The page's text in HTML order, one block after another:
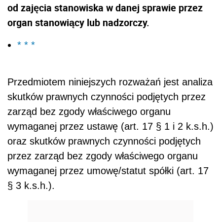
od zajęcia stanowiska w danej sprawie przez
organ stanowiący lub nadzorczy.
* * *
Przedmiotem niniejszych rozważań jest analiza
skutków prawnych czynności podjętych przez
zarząd bez zgody właściwego organu
wymaganej przez ustawę (art. 17 § 1 i 2 k.s.h.)
oraz skutków prawnych czynności podjętych
przez zarząd bez zgody właściwego organu
wymaganej przez umowę/statut spółki (art. 17
§ 3 k.s.h.).